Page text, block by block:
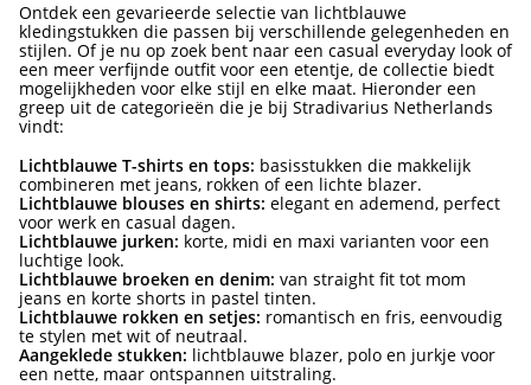
Ontdek een gevarieerde selectie van lichtblauwe
kledingstukken die passen bij verschillende gelegenheden en
stijlen. Of je nu op zoek bent naar een casual everyday look of
een meer verfijnde outfit voor een etentje, de collectie biedt
mogelijkheden voor elke stijl en elke maat. Hieronder een
greep uit de categorieën die je bij Stradivarius Netherlands
vindt:
Lichtblauwe T-shirts en tops: basisstukken die makkelijk
combineren met jeans, rokken of een lichte blazer.
Lichtblauwe blouses en shirts: elegant en ademend, perfect
voor werk en casual dagen.
Lichtblauwe jurken: korte, midi en maxi varianten voor een
luchtige look.
Lichtblauwe broeken en denim: van straight fit tot mom
jeans en korte shorts in pastel tinten.
Lichtblauwe rokken en setjes: romantisch en fris, eenvoudig
te stylen met wit of neutraal.
Aangeklede stukken: lichtblauwe blazer, polo en jurkje voor
een nette, maar ontspannen uitstraling.